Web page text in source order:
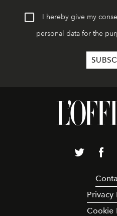
I hereby give my
personal data for the
Privacy
Cookie